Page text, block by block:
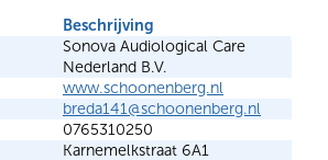
Beschrijving
Sonova Audiological Care
Nederland B.V.
www.schoonenberg.nl
breda141@schoonenberg.nl
0765310250
Karnemelkstraat 6A1